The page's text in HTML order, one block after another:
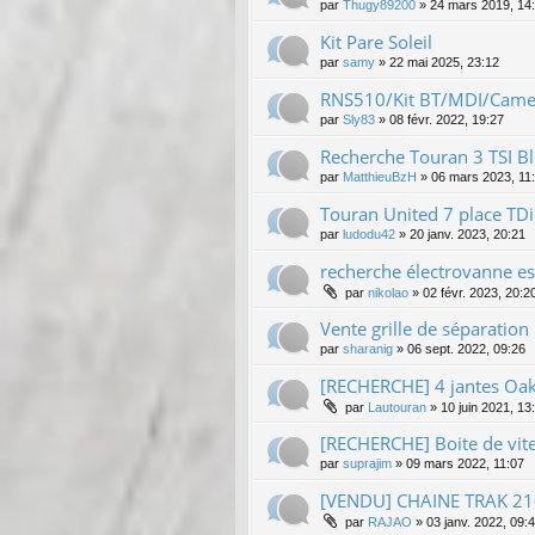
par Thugy89200 » 24 mars 2019,
Kit Pare Soleil
par samy » 22 mai 2025, 23:12
RNS510/Kit BT/MDI/
par Sly83 » 08 févr. 2022, 19:27
Recherche Touran 3 TSI
par MatthieuBzH » 06 mars 2023,
Touran United 7 place
par ludodu42 » 20 janv. 2023, 20:21
recherche électrovanne
par nikolao » 02 févr. 2023,
Vente grille de
par sharanig » 06 sept. 2022, 09:26
[RECHERCHE] 4 jantes
par Lautouran » 10 juin 2021,
[RECHERCHE] Boite de
par suprajim » 09 mars 2022, 11:07
[VENDU] CHAINE TRAK
par RAJAO » 03 janv. 2022,